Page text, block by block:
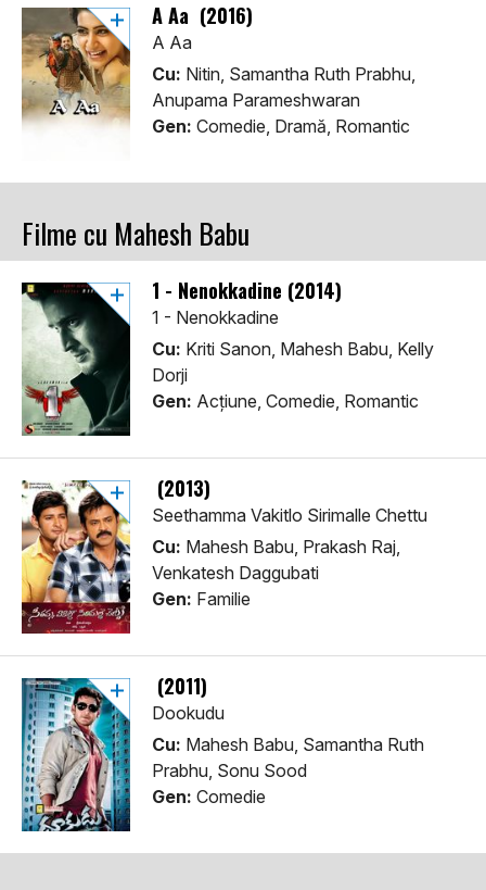
A Aa (2016)
A Aa
Cu: Nitin, Samantha Ruth Prabhu,
Anupama Parameshwaran
Gen: Comedie, Dramă, Romantic
Filme cu Mahesh Babu
1 - Nenokkadine (2014)
1 - Nenokkadine
Cu: Kriti Sanon, Mahesh Babu, Kelly
Dorji
Gen: Acţiune, Comedie, Romantic
(2013)
Seethamma Vakitlo Sirimalle Chettu
Cu: Mahesh Babu, Prakash Raj,
Venkatesh Daggubati
Gen: Familie
(2011)
Dookudu
Cu: Mahesh Babu, Samantha Ruth
Prabhu, Sonu Sood
Gen: Comedie